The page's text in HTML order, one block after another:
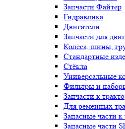
Запчасти Файтер
Гидравлика
Двигатели
Запчасти для
Колёса, шины,
Стандартные
Стёкла
Универсальные
Фильтры и
Запчасти к
Для ременных
Запасные части
Запасные части